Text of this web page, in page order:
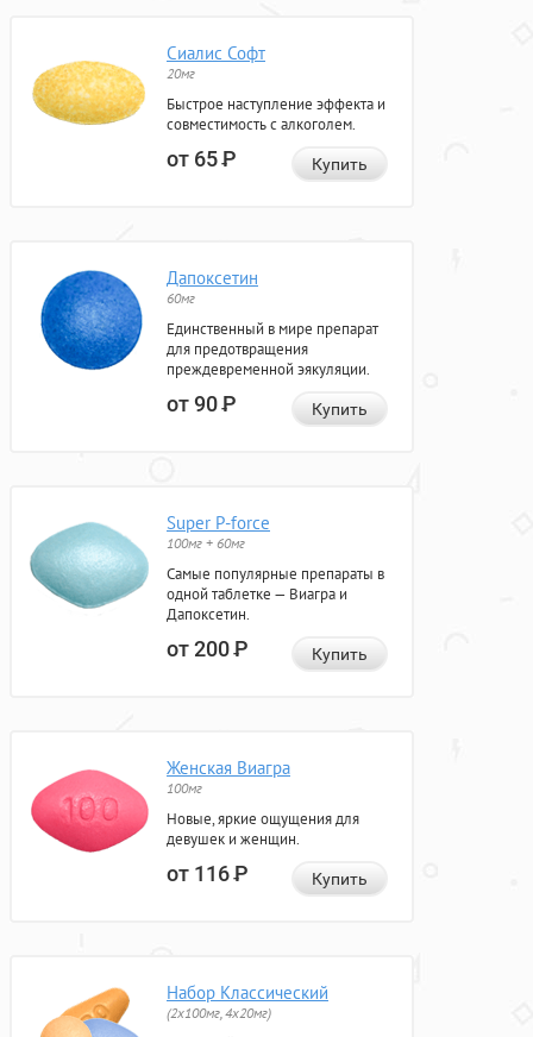
Сиалис Софт
20мг
Быстрое наступление эффекта и
совместимость с алкоголем.
от 65Р Купить
Дапоксетин
60мг
Единственный в мире препарат
для предотвращения
преждевременной эякуляции.
от 90Р Купить
Super P-force
100мг + 60мг
Самые популярные препараты в
одной таблетке — Виагра и
Дапоксетин.
от 200Р Купить
Женская Виагра
100мг
Новые, яркие ощущения для
девушек и женщин.
от 116Р Купить
Набор Классический
(2x100мг, 4x20мг)